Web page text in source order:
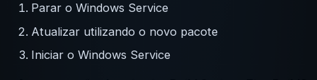
Parar o Windows Service
Atualizar utilizando o novo pacote
Iniciar o Windows Service